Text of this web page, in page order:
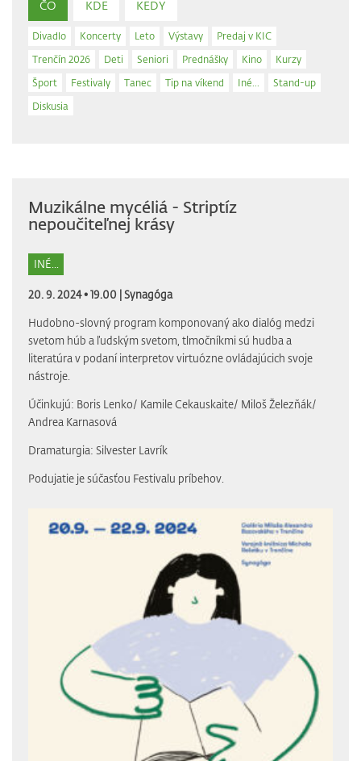
ČO KDE KEDY
Divadlo Koncerty Leto Výstavy
Predaj v KIC
Trenčín 2026
Deti Seniori Prednášky Kino
Kurzy
Šport
Festivaly Tanec Tip na víkend Iné...
Stand-up
Diskusia
Muzikálne mycéliá - Striptíz
nepoučiteľnej krásy
INÉ...
20. 9. 2024 • 19.00 |Synagóga
Hudobno-slovný program komponovaný ako dialóg medzi
svetom húb a ľudským svetom, tlmočníkmi sú hudba a
literatúra v podaní interpretov virtuózne ovládajúcich svoje
nástroje.
Účinkujú: Boris Lenko/ Kamile Cekauskaite/ Miloš Železňák/
Andrea Karnasová
Dramaturgia: Silvester Lavrík
Podujatie je súčasťou Festivalu príbehov.